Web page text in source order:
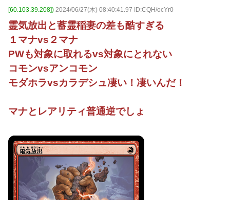
[60.103.39.208]) 2024/06/27(木) 08:40:41.97 ID:CQH/ocYr0
霊気放出と蓄霊稲妻の差も酷すぎる
１マナvs２マナ
PWも対象に取れるvs対象にとれない
コモンvsアンコモン
モダホラvsカラデシュ凄い！凄いんだ！
マナとレアリティ普通逆でしょ